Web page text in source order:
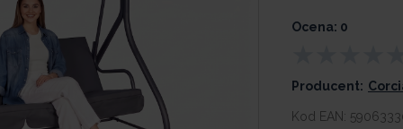
Ocena: 0
Producent:
Kod EAN: